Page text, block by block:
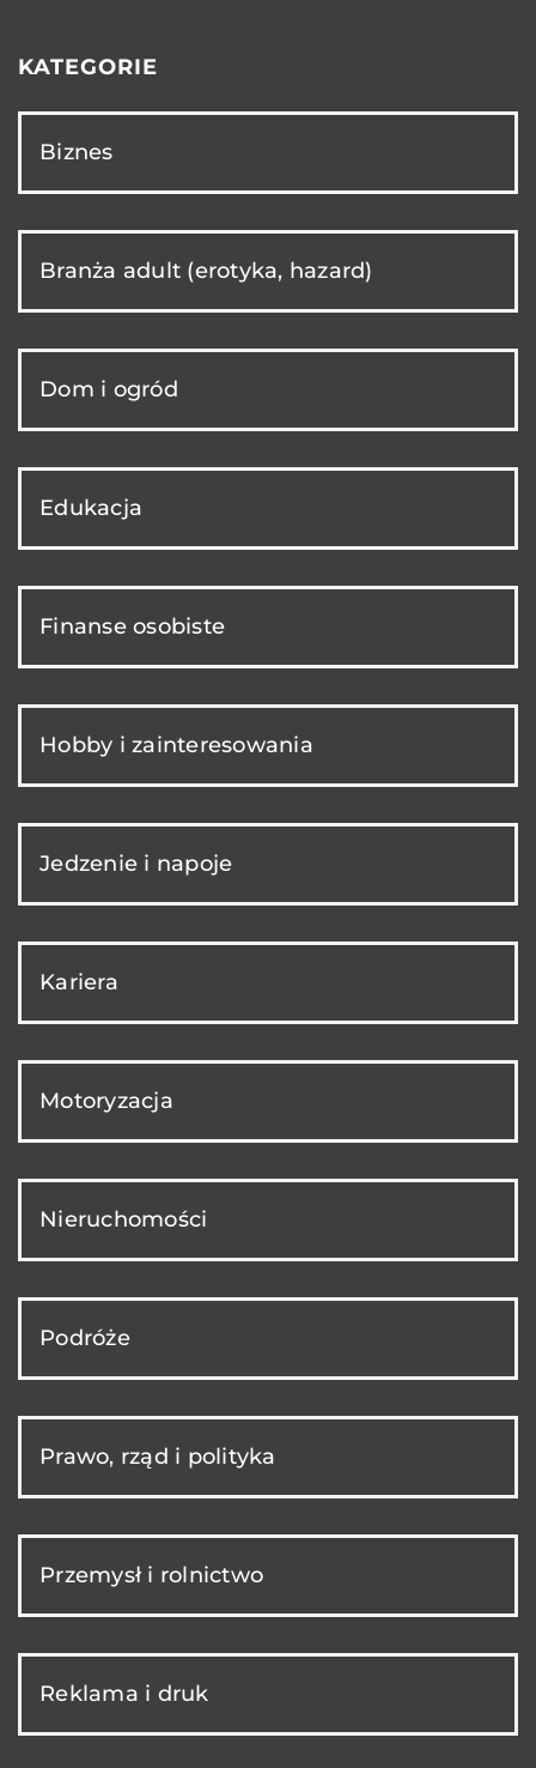
KATEGORIE
Biznes
Branża adult (erotyka, hazard)
Dom i ogród
Edukacja
Finanse osobiste
Hobby i zainteresowania
Jedzenie i napoje
Kariera
Motoryzacja
Nieruchomości
Podróże
Prawo, rząd i polityka
Przemysł i rolnictwo
Reklama i druk